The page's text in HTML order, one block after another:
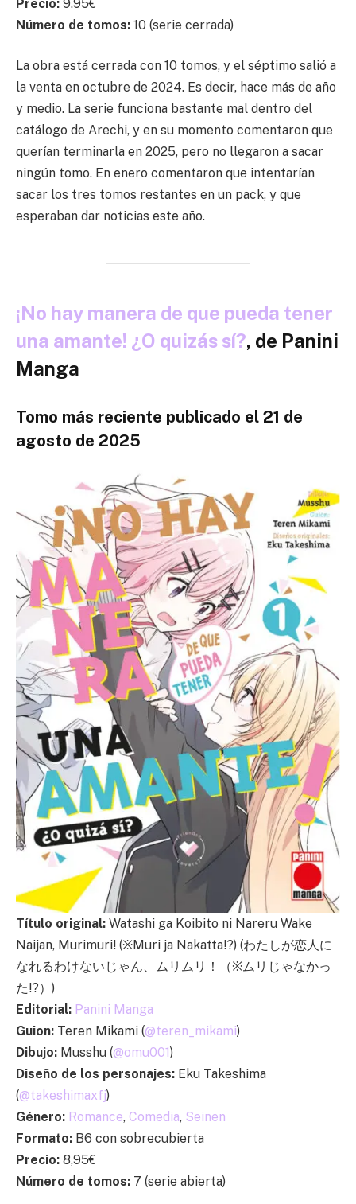
Precio: 9.95€
Número de tomos: 10 (serie cerrada)
La obra está cerrada con 10 tomos, y el séptimo salió a
la venta en octubre de 2024. Es decir, hace más de año
y medio. La serie funciona bastante mal dentro del
catálogo de Arechi, y en su momento comentaron que
querían terminarla en 2025, pero no llegaron a sacar
ningún tomo. En enero comentaron que intentarían
sacar los tres tomos restantes en un pack, y que
esperaban dar noticias este año.
¡No hay manera de que pueda tener
una amante! ¿O quizás sí?, de Panini
Manga
Tomo más reciente publicado el 21 de
agosto de 2025
Título original: Watashi ga Koibito ni Nareru Wake
Naijan, Murimuri! (※Muri ja Nakatta!?) (わたしが恋人に
なれるわけないじゃん、ムリムリ！（※ムリじゃなかっ
た!?）)
Editorial: Panini Manga
Guion: Teren Mikami (@teren_mikami)
Dibujo: Musshu (@omu001)
Diseño de los personajes: Eku Takeshima
(@takeshimaxfj)
Género: Romance, Comedia, Seinen
Formato: B6 con sobrecubierta
Precio: 8,95€
Número de tomos: 7 (serie abierta)